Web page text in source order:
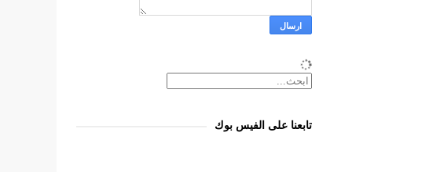
تابعنا على الفيس بوك